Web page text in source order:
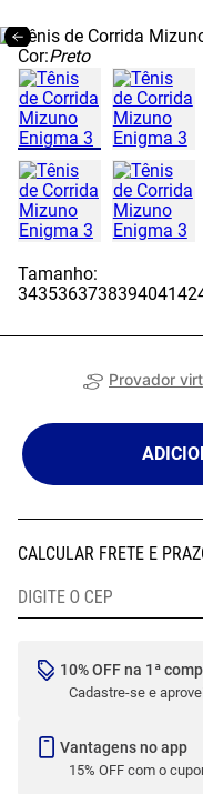
Cor:Preto
Tamanho:
343536373839404142
Provador
10% OFF na 1ª
Cadastre-se e
Vantagens no app
15% OFF com o